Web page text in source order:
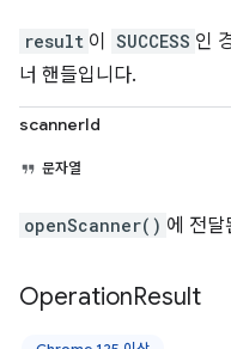
result 이 SUCCESS 인
너 핸들입니다.
scannerId
문자열
openScanner() 에 전달
OperationResult